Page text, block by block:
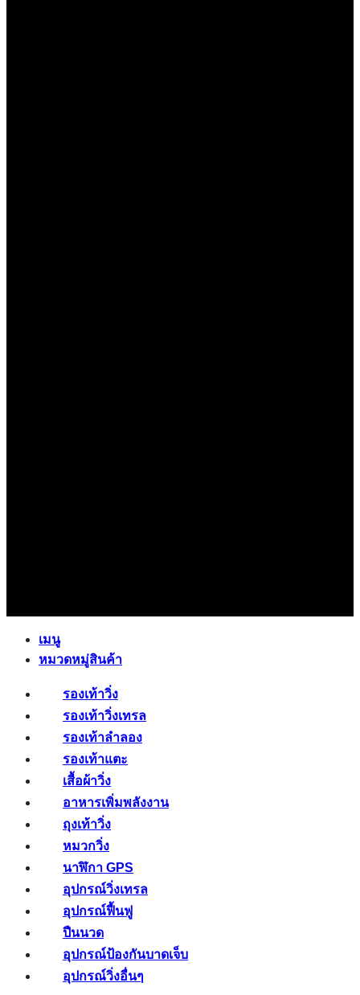
เมนู
หมวดหมู่สินค้า
รองเท้าวิ่ง
รองเท้าวิ่งเทรล
รองเท้าลำลอง
รองเท้าแตะ
เสื้อผ้าวิ่ง
อาหารเพิ่มพลังงาน
ถุงเท้าวิ่ง
หมวกวิ่ง
นาฬิกา GPS
อุปกรณ์วิ่งเทรล
อุปกรณ์ฟื้นฟู
ปืนนวด
อุปกรณ์ป้องกันบาดเจ็บ
อุปกรณ์วิ่งอื่นๆ